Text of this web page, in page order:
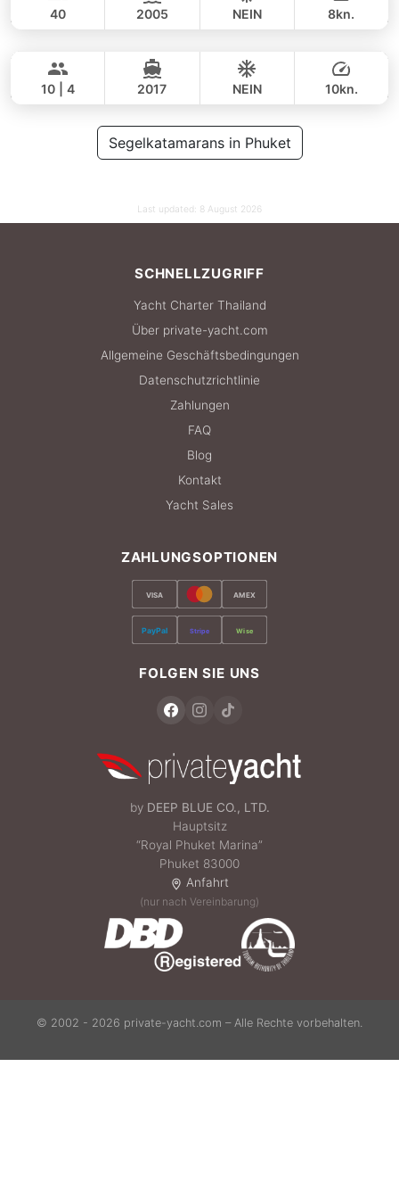
42,400 THB
40 2005 NEIN 8kn.
STEALTH - ASIA CATAMARANS 43FT
35,300 THB
10 | 4 2017 NEIN 10kn.
Segelkatamarans in Phuket
Last updated: 8 August 2026
SCHNELLZUGRIFF
Yacht Charter Thailand
Über private-yacht.com
Allgemeine Geschäftsbedingungen
Datenschutzrichtlinie
Zahlungen
FAQ
Blog
Kontakt
Yacht Sales
ZAHLUNGSOPTIONEN
VISA AMEX
PayPal Stripe Wise
FOLGEN SIE UNS
by DEEP BLUE CO., LTD.
Hauptsitz
“Royal Phuket Marina”
Phuket 83000
Anfahrt
(nur nach Vereinbarung)
© 2002 - 2026 private-yacht.com – Alle Rechte vorbehalten.